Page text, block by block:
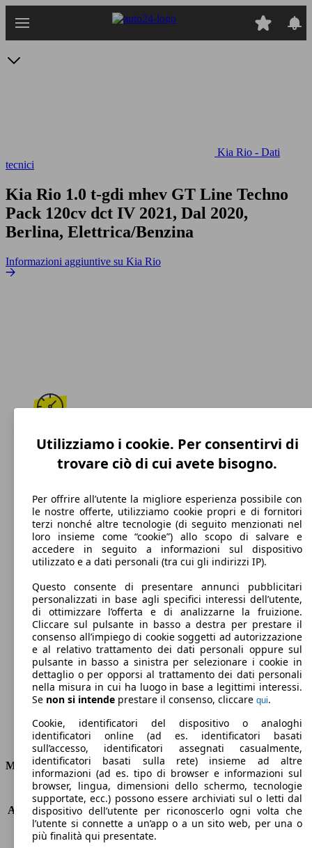
Kia Rio - Dati
tecnici
Kia Rio 1.0 t-gdi mhev GT Line Techno
Pack 120cv dct IV 2021, Dal 2020,
Berlina, Elettrica/Benzina
Informazioni aggiuntive su Kia Rio
190 km/h
Velocità massima
Elettrica/Benzina
Carburante
96 g/km
Emissioni di CO2 (combinato)*
Consumi
Motore e Prestazioni
KW (PS)
88 kW (120 PS)
Accelerazione (0-100 km/h)
10.3s
Velocità massima (km/h)
190 km/h
Numero di marce
7
Utilizziamo i cookie. Per consentirvi di
trovare ciò di cui avete bisogno.
Per offrire all’utente la migliore esperienza possibile con
le nostre offerte, utilizziamo cookie propri e di fornitori
terzi nonché altre tecnologie (di seguito menzionati nel
loro insieme come “cookie”) allo scopo di salvare e
accedere in seguito a informazioni sul dispositivo
utilizzato e a dati personali (tra cui gli indirizzi IP).
Questo consente di presentare annunci pubblicitari
personalizzati in base agli specifici interessi dell’utente,
di ottimizzare l’offerta e di analizzarne la fruizione.
Cliccare sul pulsante in basso a destra per prestare il
consenso all’impiego di cookie soggetti ad autorizzazione
e al relativo trattamento dei dati personali oppure sul
pulsante in basso a sinistra per selezionare i cookie in
dettaglio o per opporsi al trattamento dei dati personali
nella misura in cui ha luogo in base a legittimi interessi.
Se non si intende prestare il consenso, cliccare qui.
Cookie, identificatori del dispositivo o analoghi
identificatori online (ad es. identificatori basati
sull’accesso, identificatori assegnati casualmente,
identificatori basati sulla rete) insieme ad altre
informazioni (ad es. tipo di browser e informazioni sul
browser, lingua, dimensioni dello schermo, tecnologie
supportate, ecc.) possono essere archiviati sul o letti dal
dispositivo dell’utente per riconoscerlo ogni volta che
l’utente si connette a un’app o a un sito web, per una o
più finalità qui presentate.